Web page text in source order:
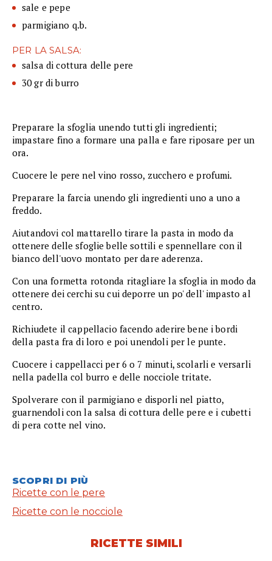
sale e pepe
parmigiano q.b.
PER LA SALSA:
salsa di cottura delle pere
30 gr di burro
Preparare la sfoglia unendo tutti gli ingredienti;
impastare fino a formare una palla e fare riposare per un
ora.
Cuocere le pere nel vino rosso, zucchero e profumi.
Preparare la farcia unendo gli ingredienti uno a uno a
freddo.
Aiutandovi col mattarello tirare la pasta in modo da
ottenere delle sfoglie belle sottili e spennellare con il
bianco dell'uovo montato per dare aderenza.
Con una formetta rotonda ritagliare la sfoglia in modo da
ottenere dei cerchi su cui deporre un po' dell' impasto al
centro.
Richiudete il cappellacio facendo aderire bene i bordi
della pasta fra di loro e poi unendoli per le punte.
Cuocere i cappellacci per 6 o 7 minuti, scolarli e versarli
nella padella col burro e delle nocciole tritate.
Spolverare con il parmigiano e disporli nel piatto,
guarnendoli con la salsa di cottura delle pere e i cubetti
di pera cotte nel vino.
SCOPRI DI PIÙ
Ricette con le pere
Ricette con le nocciole
RICETTE SIMILI